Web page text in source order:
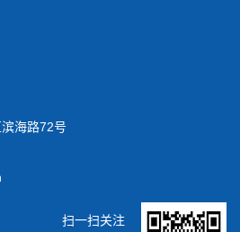
海路72号
扫一扫关注